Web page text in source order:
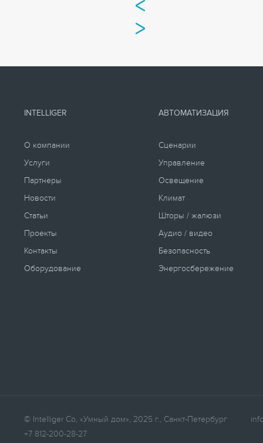
INTELLIGER
О компании
Услуги
Партнеры
Новости
Статьи
Проекты
Контакты
Оборудование
АВТОМАТИЗАЦИЯ
Сценарии
Управление
Освещение
Климат
Шторы / жалюзи
Аудио / видео
Безопасность
Энергосбережение
© Intelliger Co, «Умный дом», 2025 г., Санкт-Петербург
+7 812-200-28-27